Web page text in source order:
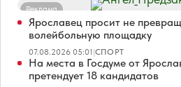
Реклама
Ярославец просит не
волейбольную площадку
07.08.2026 05:01|СПОРТ
На места в Госдуме от
претендует 18 кандидатов